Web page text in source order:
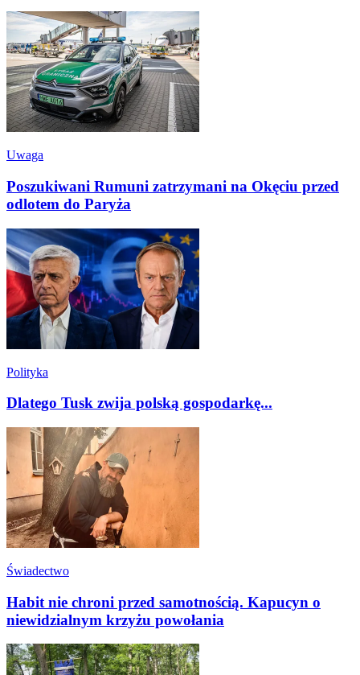
Uwaga
Poszukiwani Rumuni zatrzymani na Okęciu przed
odlotem do Paryża
Polityka
Dlatego Tusk zwija polską gospodarkę...
Świadectwo
Habit nie chroni przed samotnością. Kapucyn o
niewidzialnym krzyżu powołania